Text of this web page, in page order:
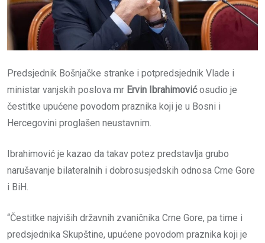
Predsjednik Bošnjačke stranke i potpredsjednik Vlade i
ministar vanjskih poslova mr Ervin Ibrahimovićosudio je
čestitke upućene povodom praznika koji je u Bosni i
Hercegovini proglašen neustavnim.
Ibrahimović je kazao da takav potez predstavlja grubo
narušavanje bilateralnih i dobrosusjedskih odnosa Crne Gore
i BiH.
“Čestitke najviših državnih zvaničnika Crne Gore, pa time i
predsjednika Skupštine, upućene povodom praznika koji je